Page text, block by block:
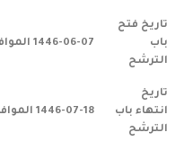
تاريخ فتح
باب
الترشح
1446-06-07 الموافق 2024-12-08
تاريخ
انتهاء باب
الترشح
1446-07-18 الموافق 2025-01-18